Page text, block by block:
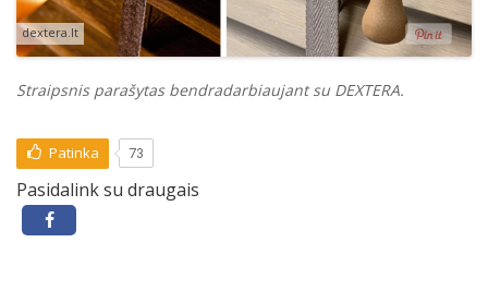
dextera.lt
Straipsnis parašytas bendradarbiaujant su DEXTERA.
Patinka 73
Pasidalink su draugais